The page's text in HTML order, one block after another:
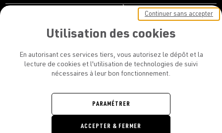
LE
RESTONS EN CONTACT ! ABONNEZ-VOUS À NOTRE
conditions d’utilisation de l’Atelier Amelot
ATELIER AMELOT - TOUS DROITS
Utilisation des cookies
En autorisant ces services tiers, vous autorisez le dépôt et la
lecture de cookies et l'utilisation de technologies de suivi
nécessaires à leur bon fonctionnement.
Continuer sans accepter
PARAMÉTRER
ACCEPTER & FERMER